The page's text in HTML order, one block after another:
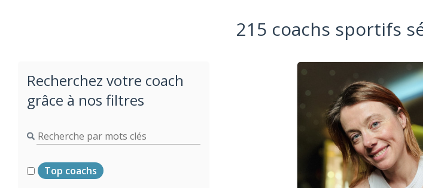
Recherchez votre coach
grâce à nos filtres
Top coachs
215 coachs sportifs